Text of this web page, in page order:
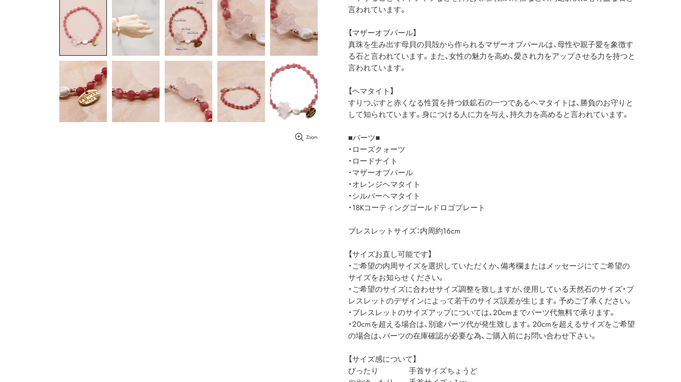
Zoom
言われています。
【マザーオブパール】
真珠を生み出す母貝の貝殻から作られるマザーオブパールは、母性や親子愛を象徴す
る石と言われています。また、女性の魅力を高め、愛され力をアップさせる力を持つと
言われています。
【ヘマタイト】
すりつぶすと赤くなる性質を持つ鉄鉱石の一つであるヘマタイトは、勝負のお守りと
して知られています。身につける人に力を与え、持久力を高めると言われています。
■パーツ■
・ローズクォーツ
・ロードナイト
・マザーオブパール
・オレンジヘマタイト
・シルバーヘマタイト
・18Kコーティングゴールドロゴプレート
ブレスレットサイズ：内周約16cm
【サイズお直し可能です】
・ご希望の内周サイズを選択していただくか、備考欄またはメッセージにてご希望の
サイズをお知らせください。
・ご希望のサイズに合わせサイズ調整を致しますが、使用している天然石のサイズ・ブ
レスレットのデザインによって若干のサイズ誤差が生じます。予めご了承ください。
・ブレスレットのサイズアップについては、20cmまでパーツ代無料で承ります。
・20cmを超える場合は、別途パーツ代が発生致します。20cmを超えるサイズをご希望
の場合は、パーツの在庫確認が必要な為、ご購入前にお問い合わせ下さい。
【サイズ感について】
ぴったり 手首サイズちょうど